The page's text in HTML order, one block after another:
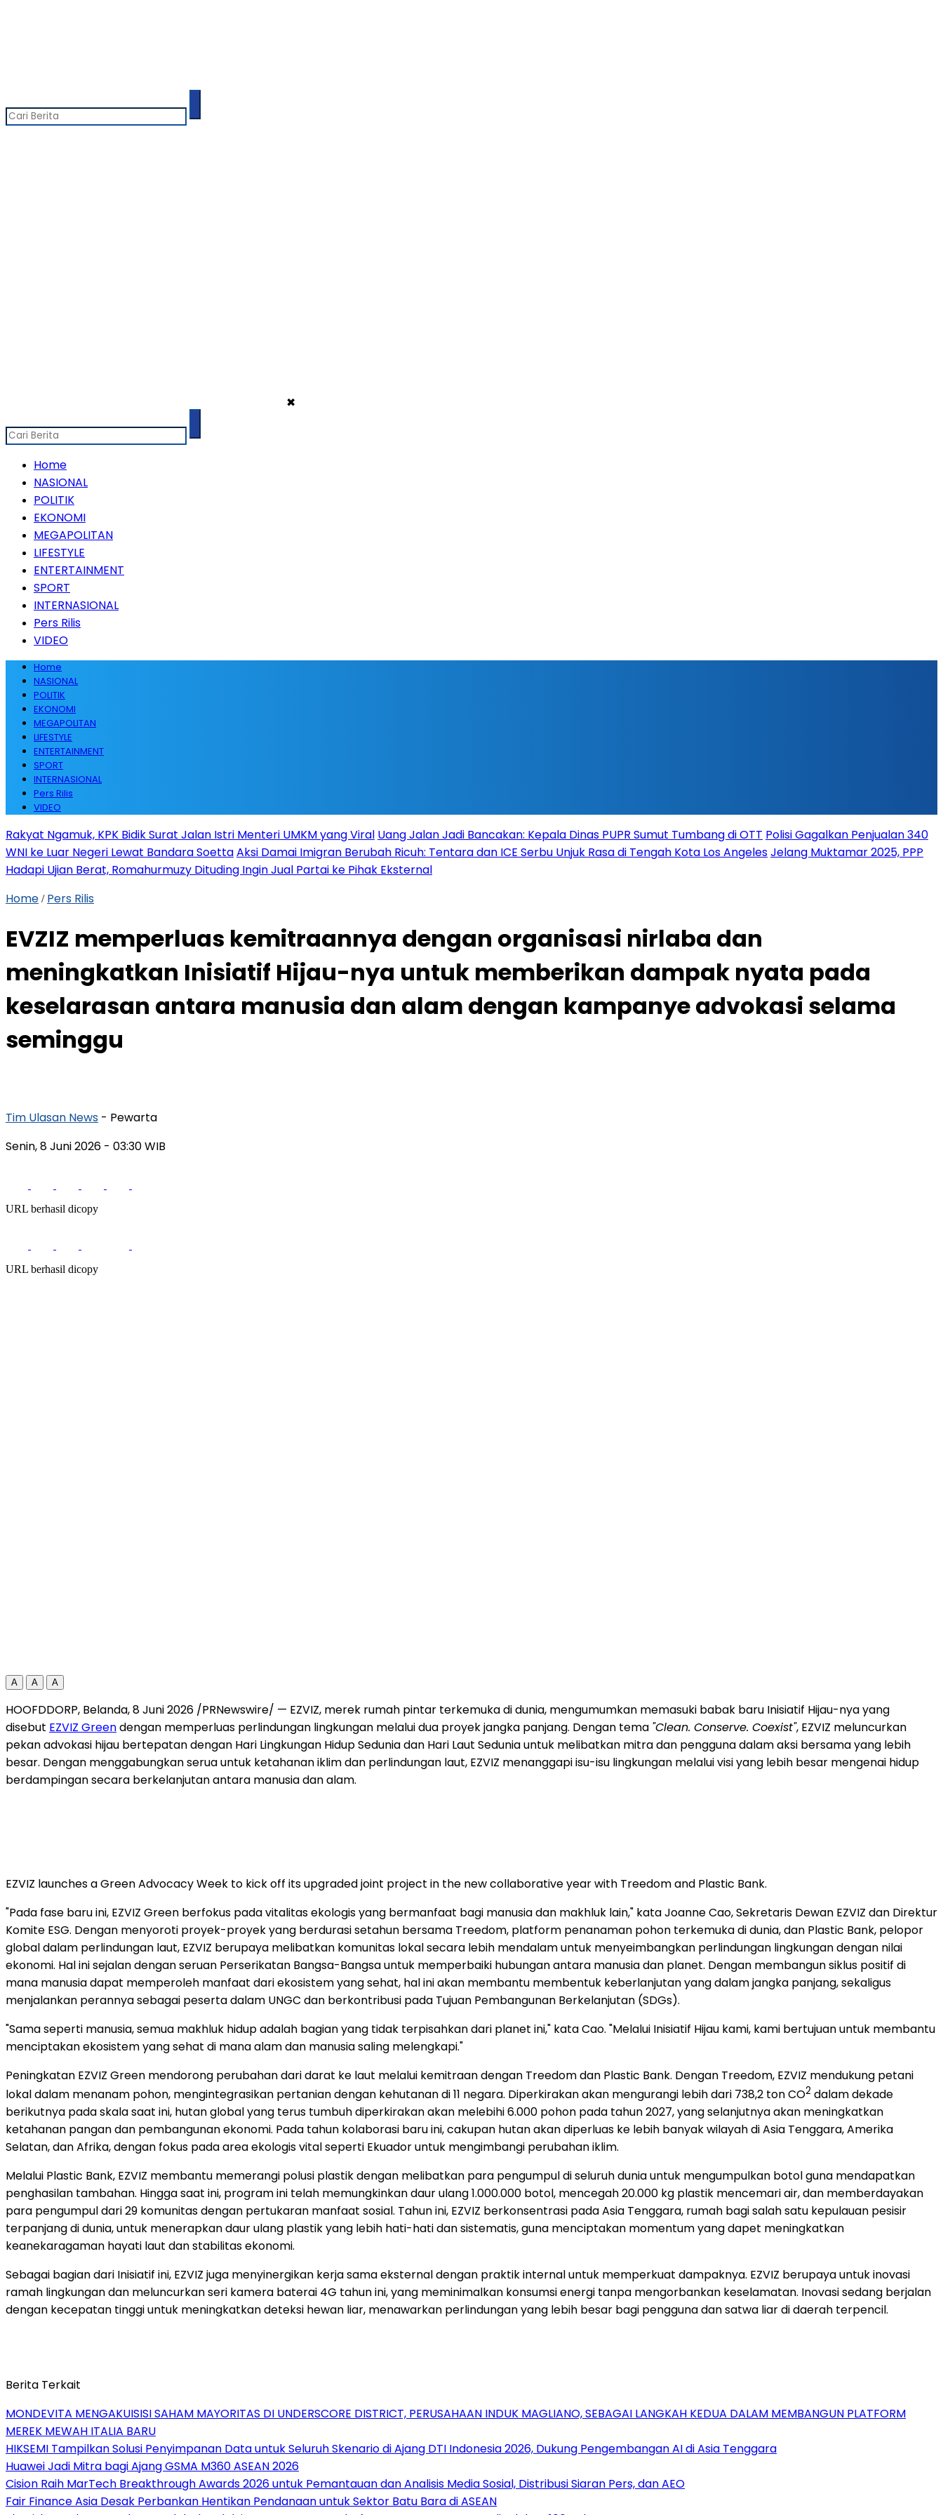
✖
Home
NASIONAL
POLITIK
EKONOMI
MEGAPOLITAN
LIFESTYLE
ENTERTAINMENT
SPORT
INTERNASIONAL
Pers Rilis
VIDEO
Home
NASIONAL
POLITIK
EKONOMI
MEGAPOLITAN
LIFESTYLE
ENTERTAINMENT
SPORT
INTERNASIONAL
Pers Rilis
VIDEO
Rakyat Ngamuk, KPK Bidik Surat Jalan Istri Menteri UMKM yang Viral Uang Jalan Jadi Bancakan: Kepala Dinas PUPR Sumut Tumbang di OTT Polisi Gagalkan Penjualan 340
WNI ke Luar Negeri Lewat Bandara SoettaAksi Damai Imigran Berubah Ricuh: Tentara dan ICE Serbu Unjuk Rasa di Tengah Kota Los AngelesJelang Muktamar 2025, PPP
Hadapi Ujian Berat, Romahurmuzy Dituding Ingin Jual Partai ke Pihak Eksternal
Home / Pers Rilis
EVZIZ memperluas kemitraannya dengan organisasi nirlaba dan
meningkatkan Inisiatif Hijau-nya untuk memberikan dampak nyata pada
keselarasan antara manusia dan alam dengan kampanye advokasi selama
seminggu
Tim Ulasan News - Pewarta
Senin, 8 Juni 2026 - 03:30 WIB
URL berhasil dicopy
URL berhasil dicopy
A A A
HOOFDDORP, Belanda, 8 Juni 2026 /PRNewswire/ — EZVIZ, merek rumah pintar terkemuka di dunia, mengumumkan memasuki babak baru Inisiatif Hijau-nya yang
disebut EZVIZ Greendengan memperluas perlindungan lingkungan melalui dua proyek jangka panjang. Dengan tema "Clean. Conserve. Coexist", EZVIZ meluncurkan
pekan advokasi hijau bertepatan dengan Hari Lingkungan Hidup Sedunia dan Hari Laut Sedunia untuk melibatkan mitra dan pengguna dalam aksi bersama yang lebih
besar. Dengan menggabungkan serua untuk ketahanan iklim dan perlindungan laut, EZVIZ menanggapi isu-isu lingkungan melalui visi yang lebih besar mengenai hidup
berdampingan secara berkelanjutan antara manusia dan alam.
EZVIZ launches a Green Advocacy Week to kick off its upgraded joint project in the new collaborative year with Treedom and Plastic Bank.
"Pada fase baru ini, EZVIZ Green berfokus pada vitalitas ekologis yang bermanfaat bagi manusia dan makhluk lain," kata Joanne Cao, Sekretaris Dewan EZVIZ dan Direktur
Komite ESG. Dengan menyoroti proyek-proyek yang berdurasi setahun bersama Treedom, platform penanaman pohon terkemuka di dunia, dan Plastic Bank, pelopor
global dalam perlindungan laut, EZVIZ berupaya melibatkan komunitas lokal secara lebih mendalam untuk menyeimbangkan perlindungan lingkungan dengan nilai
ekonomi. Hal ini sejalan dengan seruan Perserikatan Bangsa-Bangsa untuk memperbaiki hubungan antara manusia dan planet. Dengan membangun siklus positif di
mana manusia dapat memperoleh manfaat dari ekosistem yang sehat, hal ini akan membantu membentuk keberlanjutan yang dalam jangka panjang, sekaligus
menjalankan perannya sebagai peserta dalam UNGC dan berkontribusi pada Tujuan Pembangunan Berkelanjutan (SDGs).
"Sama seperti manusia, semua makhluk hidup adalah bagian yang tidak terpisahkan dari planet ini," kata Cao. "Melalui Inisiatif Hijau kami, kami bertujuan untuk membantu
menciptakan ekosistem yang sehat di mana alam dan manusia saling melengkapi."
Peningkatan EZVIZ Green mendorong perubahan dari darat ke laut melalui kemitraan dengan Treedom dan Plastic Bank. Dengan Treedom, EZVIZ mendukung petani
lokal dalam menanam pohon, mengintegrasikan pertanian dengan kehutanan di 11 negara. Diperkirakan akan mengurangi lebih dari 738,2 ton CO2 dalam dekade
berikutnya pada skala saat ini, hutan global yang terus tumbuh diperkirakan akan melebihi 6.000 pohon pada tahun 2027, yang selanjutnya akan meningkatkan
ketahanan pangan dan pembangunan ekonomi. Pada tahun kolaborasi baru ini, cakupan hutan akan diperluas ke lebih banyak wilayah di Asia Tenggara, Amerika
Selatan, dan Afrika, dengan fokus pada area ekologis vital seperti Ekuador untuk mengimbangi perubahan iklim.
Melalui Plastic Bank, EZVIZ membantu memerangi polusi plastik dengan melibatkan para pengumpul di seluruh dunia untuk mengumpulkan botol guna mendapatkan
penghasilan tambahan. Hingga saat ini, program ini telah memungkinkan daur ulang 1.000.000 botol, mencegah 20.000 kg plastik mencemari air, dan memberdayakan
para pengumpul dari 29 komunitas dengan pertukaran manfaat sosial. Tahun ini, EZVIZ berkonsentrasi pada Asia Tenggara, rumah bagi salah satu kepulauan pesisir
terpanjang di dunia, untuk menerapkan daur ulang plastik yang lebih hati-hati dan sistematis, guna menciptakan momentum yang dapet meningkatkan
keanekaragaman hayati laut dan stabilitas ekonomi.
Sebagai bagian dari Inisiatif ini, EZVIZ juga menyinergikan kerja sama eksternal dengan praktik internal untuk memperkuat dampaknya. EZVIZ berupaya untuk inovasi
ramah lingkungan dan meluncurkan seri kamera baterai 4G tahun ini, yang meminimalkan konsumsi energi tanpa mengorbankan keselamatan. Inovasi sedang berjalan
dengan kecepatan tinggi untuk meningkatkan deteksi hewan liar, menawarkan perlindungan yang lebih besar bagi pengguna dan satwa liar di daerah terpencil.
Berita Terkait
MONDEVITA MENGAKUISISI SAHAM MAYORITAS DI UNDERSCORE DISTRICT, PERUSAHAAN INDUK MAGLIANO, SEBAGAI LANGKAH KEDUA DALAM MEMBANGUN PLATFORM
MEREK MEWAH ITALIA BARU
HIKSEMI Tampilkan Solusi Penyimpanan Data untuk Seluruh Skenario di Ajang DTI Indonesia 2026, Dukung Pengembangan AI di Asia Tenggara
Huawei Jadi Mitra bagi Ajang GSMA M360 ASEAN 2026
Cision Raih MarTech Breakthrough Awards 2026 untuk Pemantauan dan Analisis Media Sosial, Distribusi Siaran Pers, dan AEO
Fair Finance Asia Desak Perbankan Hentikan Pendanaan untuk Sektor Batu Bara di ASEAN